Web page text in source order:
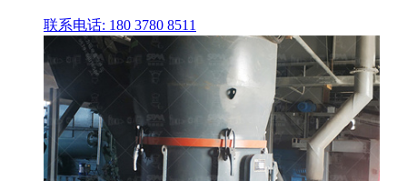
联系电话: 180 3780 8511